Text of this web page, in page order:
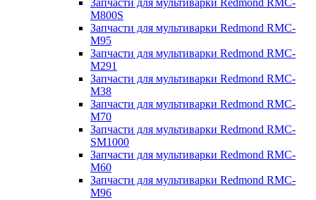
Запчасти для мультиварки Redmond RMC-
M800S
Запчасти для мультиварки Redmond RMC-
M95
Запчасти для мультиварки Redmond RMC-
M291
Запчасти для мультиварки Redmond RMC-
M38
Запчасти для мультиварки Redmond RMC-
M70
Запчасти для мультиварки Redmond RMC-
SM1000
Запчасти для мультиварки Redmond RMC-
M60
Запчасти для мультиварки Redmond RMC-
M96